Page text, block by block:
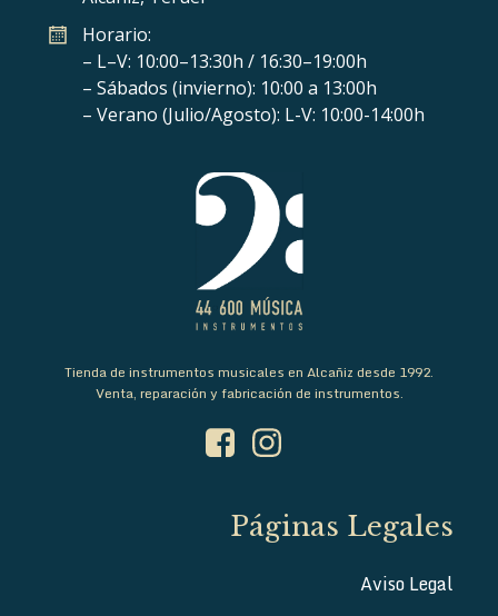
Horario:
– L–V: 10:00–13:30h / 16:30–19:00h
– Sábados (invierno): 10:00 a 13:00h
– Verano (Julio/Agosto): L-V: 10:00-14:00h
Tienda de instrumentos musicales en Alcañiz desde 1992.
Venta, reparación y fabricación de instrumentos.
Páginas Legales
Aviso Legal